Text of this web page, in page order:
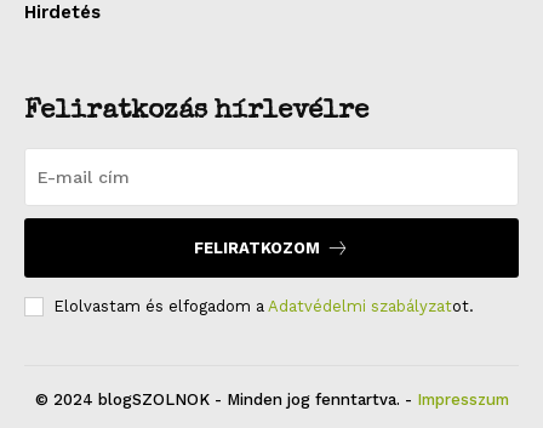
Hirdetés
Feliratkozás hírlevélre
FELIRATKOZOM
Elolvastam és elfogadom a Adatvédelmi szabályzatot.
© 2024 blogSZOLNOK - Minden jog fenntartva. - Impresszum